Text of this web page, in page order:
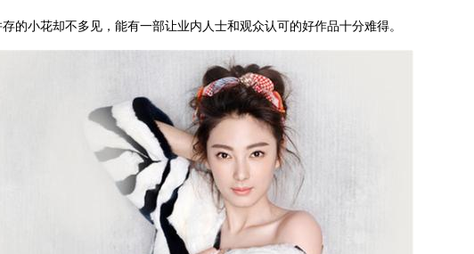
的小花却不多见，能有一部让业内人士和观众认可的好作品十分难得。